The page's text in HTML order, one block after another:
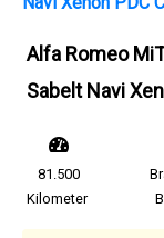
Alfa Romeo
Sabelt Navi
81.500
Kilometer